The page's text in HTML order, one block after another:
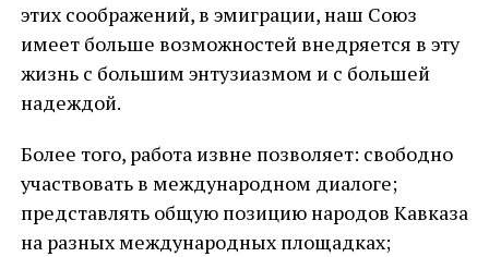
этих соображений, в эмиграции, наш Союз
имеет больше возможностей внедряется в эту
жизнь с большим энтузиазмом и с большей
надеждой.
Более того, работа извне позволяет: свободно
участвовать в международном диалоге;
представлять общую позицию народов Кавказа
на разных международных площадках;